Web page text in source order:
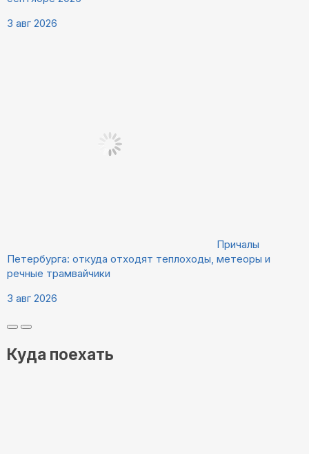
3 авг 2026
Причалы
Петербурга: откуда отходят теплоходы, метеоры и
речные трамвайчики
3 авг 2026
Куда поехать